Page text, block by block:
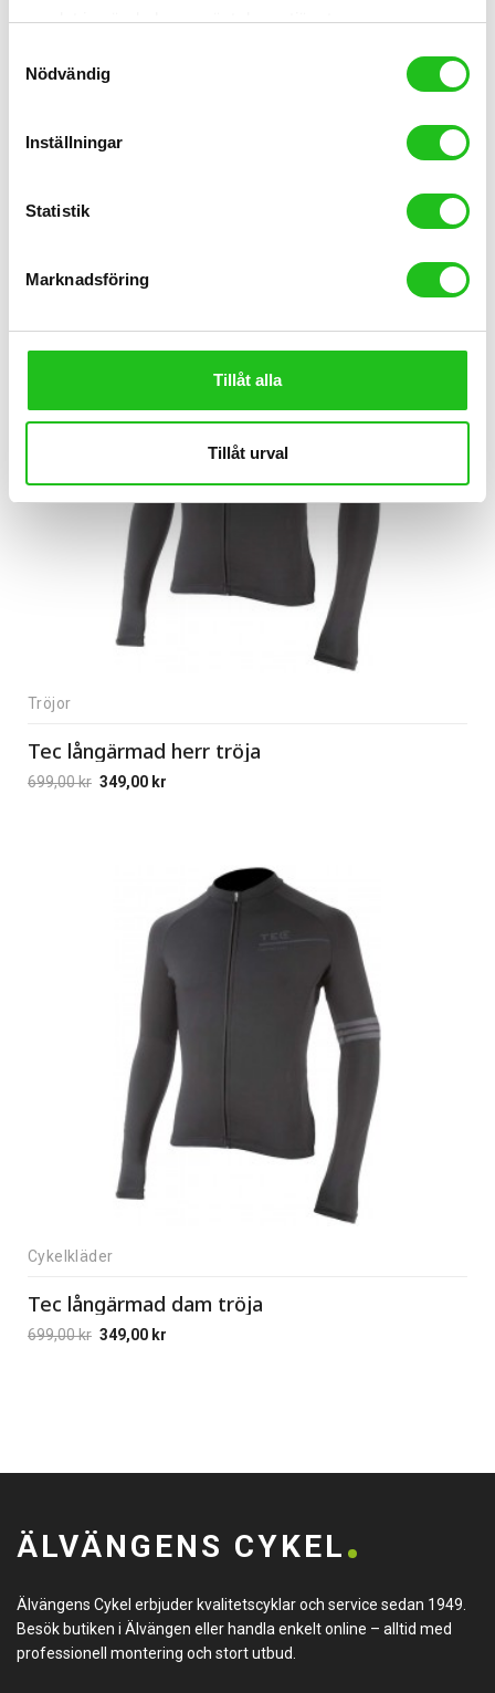
samlat in när du har använt deras tjänster.
Nödvändig
Inställningar
Statistik
Marknadsföring
Tillåt alla
Tillåt urval
Tröjor
Crescent Team cykeltröja
Tröjor
Tec långärmad herr tröja
699,00kr 349,00 kr
Cykelkläder
Tec långärmad dam tröja
699,00kr 349,00 kr
ÄLVÄNGENS CYKEL
Älvängens Cykel erbjuder kvalitetscyklar och service sedan 1949.
Besök butiken i Älvängen eller handla enkelt online – alltid med
professionell montering och stort utbud.